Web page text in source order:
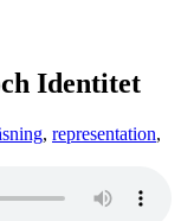
Identitet
, representation,